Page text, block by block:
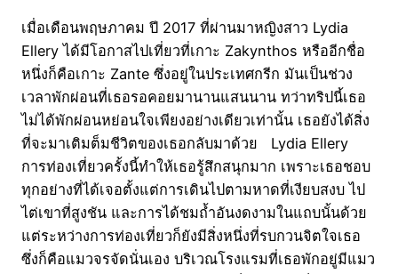
เมื่อเดือนพฤษภาคม ปี 2017 ที่ผ่านมาหญิงสาว Lydia
Ellery ได้มีโอกาสไปเที่ยวที่เกาะ Zakynthos หรืออีกชื่อ
หนึ่งก็คือเกาะ Zante ซึ่งอยู่ในประเทศกรีก มันเป็นช่วง
เวลาพักผ่อนที่เธอรอคอยมานานแสนนาน ทว่าทริปนี้เธอ
ไม่ได้พักผ่อนหย่อนใจเพียงอย่างเดียวเท่านั้น เธอยังได้สิ่ง
ที่จะมาเติมต็มชีวิตของเธอกลับมาด้วย Lydia Ellery
การท่องเที่ยวครั้งนี้ทำให้เธอรู้สึกสนุกมาก เพราะเธอชอบ
ทุกอย่างที่ได้เจอตั้งแต่การเดินไปตามหาดที่เงียบสงบ ไป
ไต่เขาที่สูงชัน และการได้ชมถ้ำอันงดงามในแถบนั้นด้วย
แต่ระหว่างการท่องเที่ยวก็ยังมีสิ่งหนึ่งที่รบกวนจิตใจเธอ
ซึ่งก็คือแมวจรจัดนั่นเอง บริเวณโรงแรมที่เธอพักอยู่มีแมว